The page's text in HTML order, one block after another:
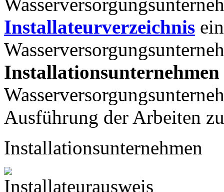
Installateurverzeichnis
Installationsunternehmen
Ausführung der Arbeiten
Installationsunternehmen